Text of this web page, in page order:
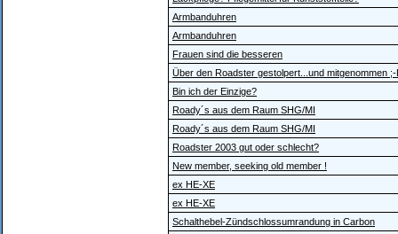
Armbanduhren
Armbanduhren
Frauen sind die besseren
Über den Roadster gestolpert...und mitgenommen ;-
Bin ich der Einzige?
Roady´s aus dem Raum SHG/MI
Roady´s aus dem Raum SHG/MI
Roadster 2003 gut oder schlecht?
New member, seeking old member !
ex HE-XE
ex HE-XE
Schalthebel-Zündschlossumrandung in Carbon